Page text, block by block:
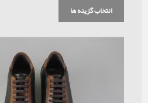
انتخاب گزینه ها